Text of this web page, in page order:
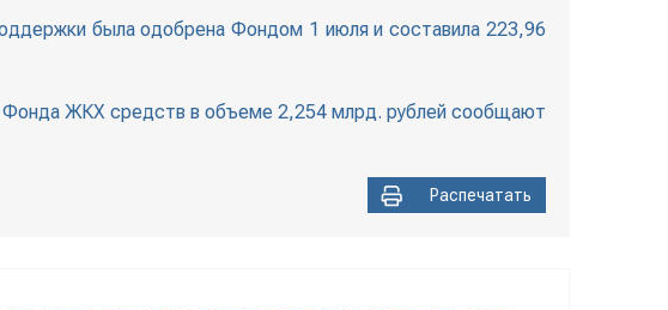
была одобрена Фондом 1 июля и составила 223,96
Фонда ЖКХ средств в объеме 2,254 млрд. рублей сообщают
Распечатать